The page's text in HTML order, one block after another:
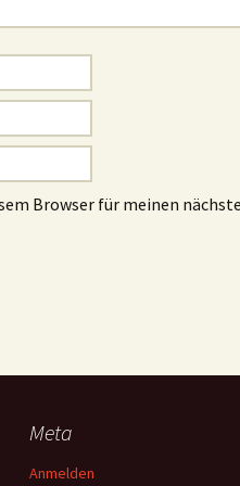
Browser für meinen
Meta
Anmelden